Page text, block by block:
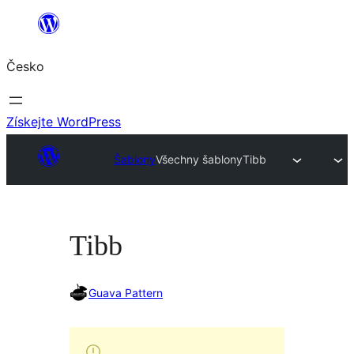
Přeskočit
obsah
Česko
Získejte WordPress
ŠablonyVšechny šablonyTibb
Tibb
Guava Pattern